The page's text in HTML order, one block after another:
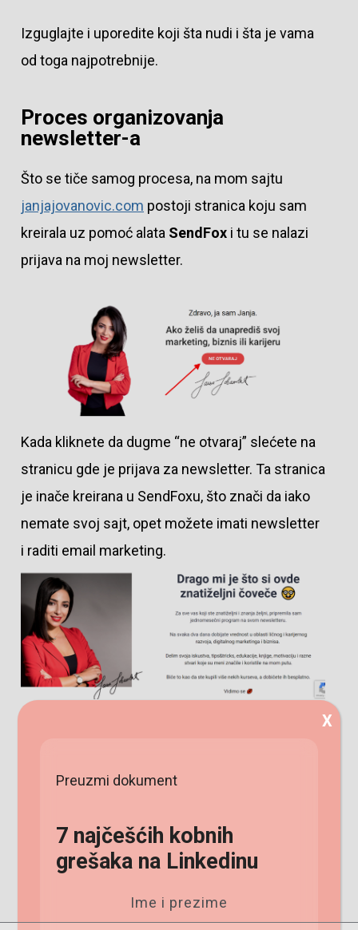
Izguglajte i uporedite koji šta nudi i šta je vama
od toga najpotrebnije.
Proces organizovanja
newsletter-a
Što se tiče samog procesa, na mom sajtu
janjajovanovic.com postoji stranica koju sam
kreirala uz pomoć alata SendFoxi tu se nalazi
prijava na moj newsletter.
Kada kliknete da dugme “ne otvaraj” slećete na
stranicu gde je prijava za newsletter. Ta stranica
je inače kreirana u SendFoxu, što znači da iako
nemate svoj sajt, opet možete imati newsletter
i raditi email marketing.
SendFox sam kupila kad su imali neki lifetime
deal za 50 dolara i zaista mi se super pokazao.
Preuzmi dokument
7 najčešćih kobnih
grešaka na Linkedinu
Ime i prezime
X